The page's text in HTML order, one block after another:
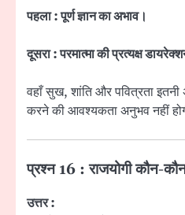
पहला : पूर्ण ज्ञान का अभाव।
दूसरा : परमात्मा की प्रत्यक्ष
वहाँ सुख, शांति और पवित्रता इतनी
करने की आवश्यकता अनुभव नहीं
प्रश्न 16 : राजयोगी कौन-
उत्तर :